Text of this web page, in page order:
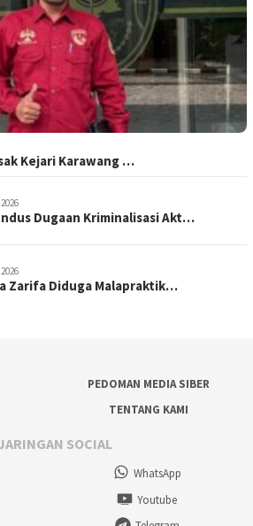
Kejari Karawang …
Dugaan Kriminalisasi Akt…
Zarifa Diduga Malapraktik…
PEDOMAN MEDIA SIBER
TENTANG KAMI
SOCIAL
WhatsApp
Youtube